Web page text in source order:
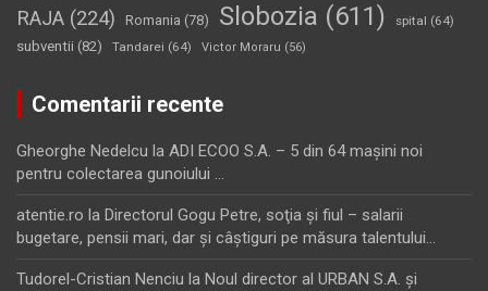
RAJA (224) Romania (78) Slobozia (611) spital (64)
subventii (82) Tandarei (64) Victor Moraru (56)
Comentarii recente
Gheorghe Nedelcu la ADI ECOO S.A. – 5 din 64 maşini noi
pentru colectarea gunoiului …
atentie.ro la Directorul Gogu Petre, soţia şi fiul – salarii
bugetare, pensii mari, dar şi câştiguri pe măsura talentului…
Tudorel-Cristian Nenciu la Noul director al URBAN S.A. şi